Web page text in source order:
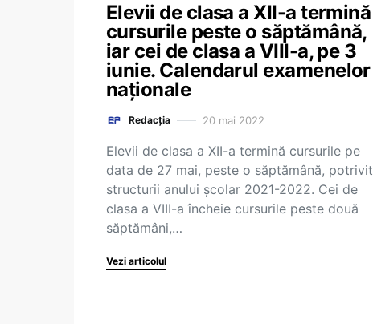
Elevii de clasa a XII-a termină
cursurile peste o săptămână,
iar cei de clasa a VIII-a, pe 3
iunie. Calendarul examenelor
naționale
Redacția 20 mai 2022
Elevii de clasa a XII-a termină cursurile pe
data de 27 mai, peste o săptămână, potrivit
structurii anului școlar 2021-2022. Cei de
clasa a VIII-a încheie cursurile peste două
săptămâni,…
Vezi articolul